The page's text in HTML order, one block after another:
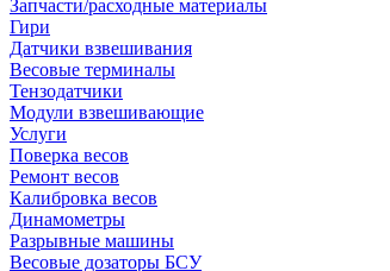
Запчасти/расходные материалы
Гири
Датчики взвешивания
Весовые терминалы
Тензодатчики
Модули взвешивающие
Услуги
Поверка весов
Ремонт весов
Калибровка весов
Динамометры
Разрывные машины
Весовые дозаторы БСУ